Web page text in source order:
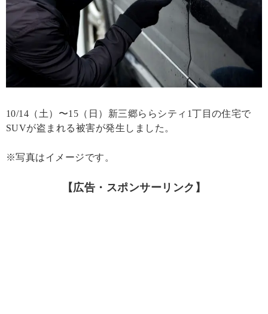
10/14（土）〜15（日）新三郷ららシティ1丁目の住宅で
SUVが盗まれる被害が発生しました。
※写真はイメージです。
【広告・スポンサーリンク】